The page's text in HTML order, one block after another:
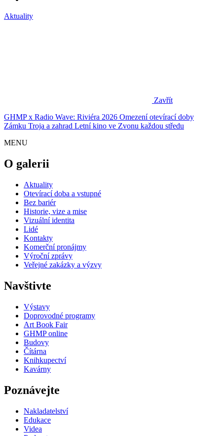
Aktuality
Zavřít
GHMP x Radio Wave: Riviéra 2026 Omezení otevírací doby
Zámku Troja a zahrad Letní kino ve Zvonu každou středu
MENU
O galerii
Aktuality
Otevírací doba a vstupné
Bez bariér
Historie, vize a mise
Vizuální identita
Lidé
Kontakty
Komerční pronájmy
Výroční zprávy
Veřejné zakázky a výzvy
Navštivte
Výstavy
Doprovodné programy
Art Book Fair
GHMP online
Budovy
Čítárna
Knihkupectví
Kavárny
Poznávejte
Nakladatelství
Edukace
Videa